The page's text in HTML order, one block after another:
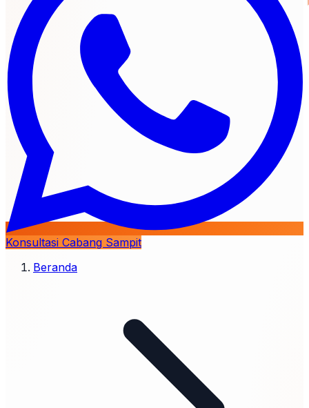
Konsultasi Cabang Sampit
Beranda